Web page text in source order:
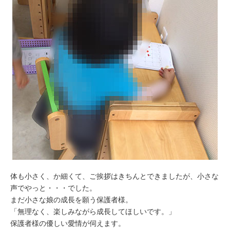
体も小さく、か細くて、ご挨拶はきちんとできましたが、小さな
声でやっと・・・でした。
まだ小さな娘の成長を願う保護者様。
「無理なく、楽しみながら成長してほしいです。」
保護者様の優しい愛情が伺えます。